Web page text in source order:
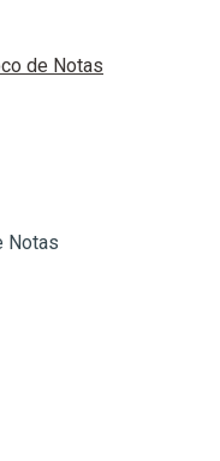
de Notas
Notas